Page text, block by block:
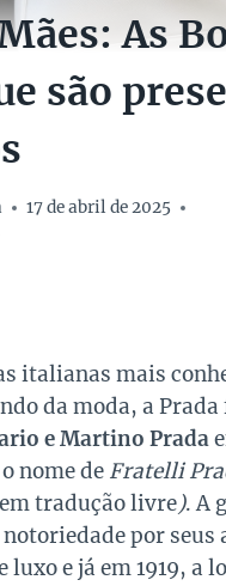
As
são
17 de abril de 2025
italianas mais
da moda, a Prada
e Martino Prada
nome de Fratelli
em tradução livre). A
por seus
luxo e já em 1919, a